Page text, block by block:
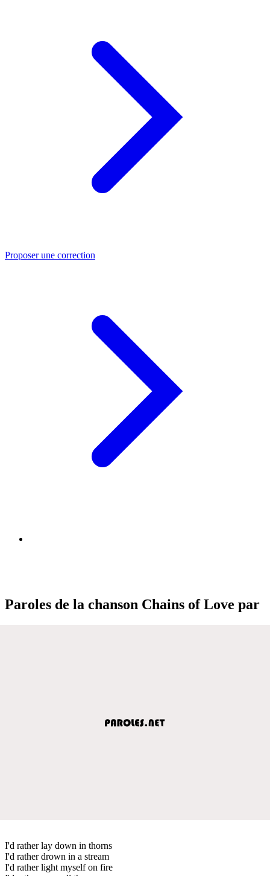
Proposer une correction
Paroles de la chanson Chains of Love par
I'd rather lay down in thorns
I'd rather drown in a stream
I'd rather light myself on fire